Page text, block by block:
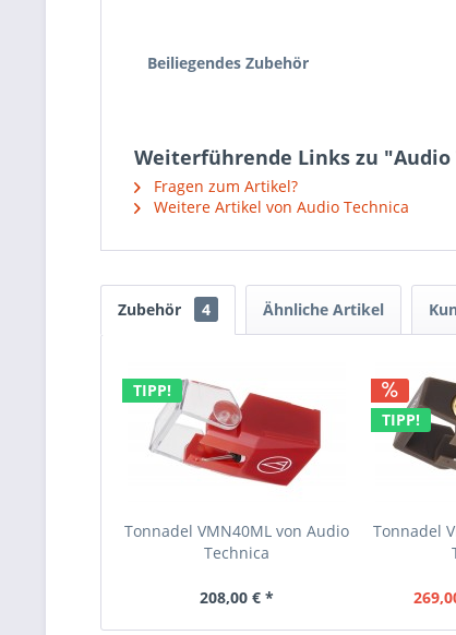
Beiliegendes Zubehör
Weiterführende Links zu "Audio
Fragen zum Artikel?
Weitere Artikel von Audio Technica
Zubehör 4 Ähnliche Artikel
TIPP!
Tonnadel VMN40ML von Audio
Technica
208,00 € *
TIPP!
Tonnadel